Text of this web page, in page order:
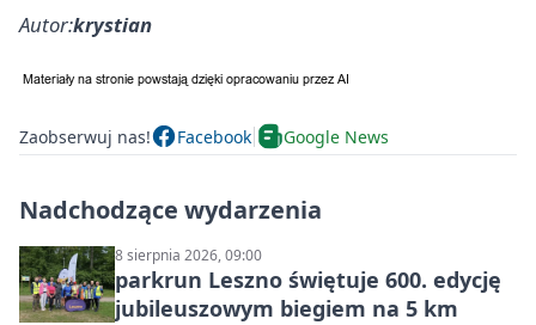
Autor:krystian
Zaobserwuj nas! Facebook Google News
Nadchodzące wydarzenia
8 sierpnia 2026, 09:00
parkrun Leszno świętuje 600. edycję
jubileuszowym biegiem na 5 km